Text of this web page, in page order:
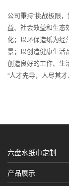
公司秉持“挑战极限
益、社会效益和生态
化；以环保造纸为经
景；以创造健康生活
创造良好的工作、生
“人才先导，人尽其才
六盘水纸巾定制
产品展示